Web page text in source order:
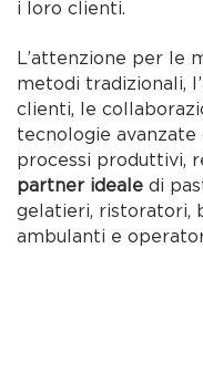
i loro clienti.
L’attenzione per le
metodi tradizionali,
clienti, le
tecnologie
processi produttivi,
partner ideale di
gelatieri, ristoratori,
ambulanti e